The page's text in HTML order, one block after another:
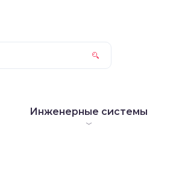
Инженерные системы